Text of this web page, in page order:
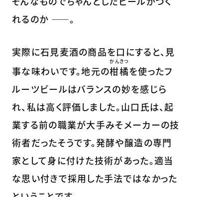
れるのか ――。
実際に石見麦酒の商品を口にすると、見
事な味わいです。地元の柑橘
かんきつ
を使ったフ
ルーツビールはバランスの妙を感じら
れ、私は高く評価しました。山口氏は、起
業する前の職業が大手みそメーカーの技
術者だったそうです。発酵や醸造の専門
家として身に付けた技術があった。適当
な思い付きで採用した手法ではなかった